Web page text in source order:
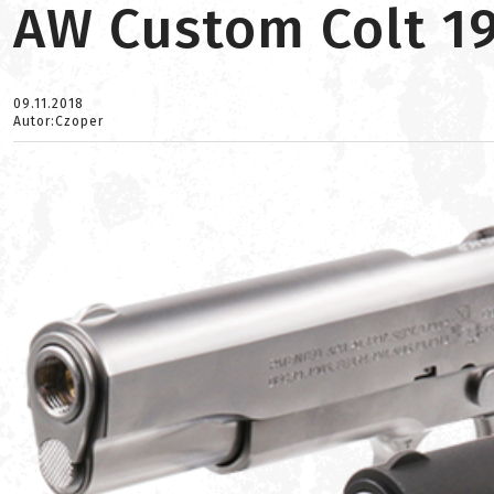
AW Custom Colt
09.11.2018
Autor:Czoper